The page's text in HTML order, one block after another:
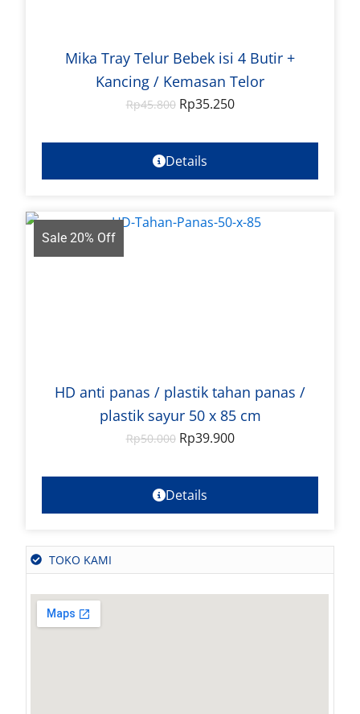
Mika Tray Telur Bebek isi 4 Butir +
Kancing / Kemasan Telor
Rp45.800 Rp35.250
Details
Sale 20% Off
HD anti panas / plastik tahan panas /
plastik sayur 50 x 85 cm
Rp50.000 Rp39.900
Details
TOKO KAMI